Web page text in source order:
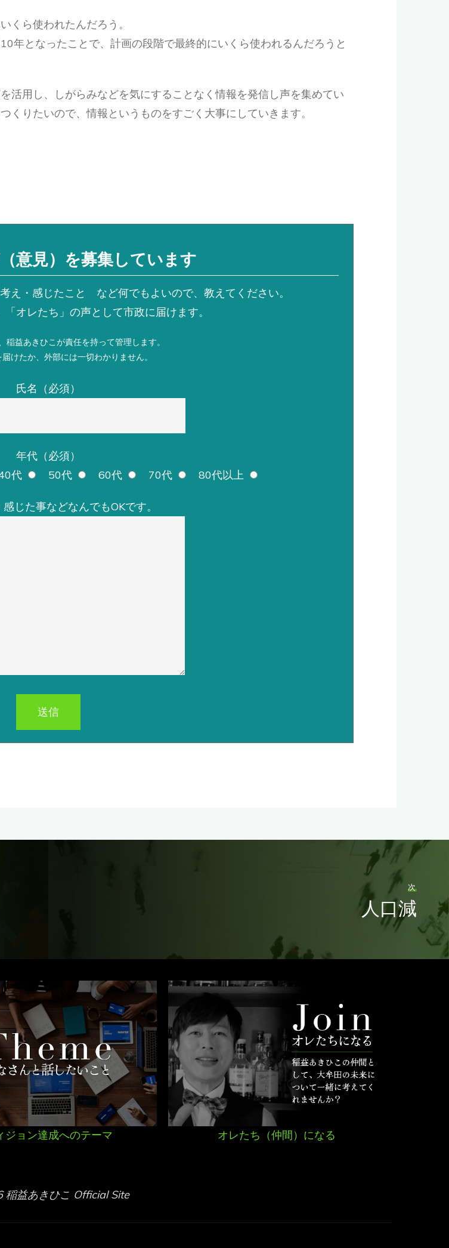
くら使われたんだろう。
年となったことで、計画の段階で最終的にいくら使われるんだろうと
活用し、しがらみなどを気にすることなく情報を発信し声を集めてい
くりたいので、情報というものをすごく大事にしていきます。
意見）を募集しています
え・感じたこと など何でもよいので、教えてください。
オレたち」の声として市政に届けます。
益あきひこが責任を持って管理します。
けたか、外部には一切わかりません。
氏名（必須）
年代（必須）
代 50代 60代 70代 80代以上
じた事などなんでもOKです。
次
人口減
ジョン達成へのテーマ オレたち（仲間）になる
稲益あきひこ Official Site